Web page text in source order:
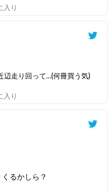
入り
辺走り回って…(何冊買う気)
入り
るかしら？